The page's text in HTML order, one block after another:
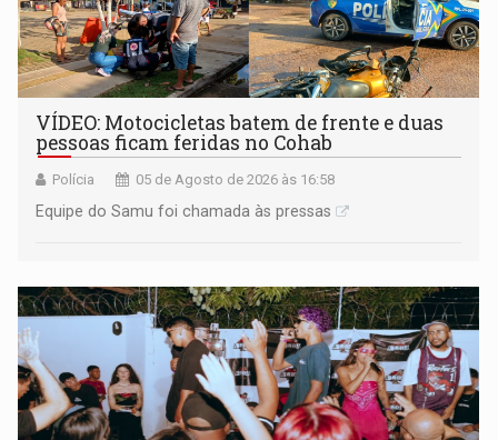
VÍDEO: Motocicletas batem de frente e duas
pessoas ficam feridas no Cohab
Polícia 05 de Agosto de 2026 às 16:58
Equipe do Samu foi chamada às pressas